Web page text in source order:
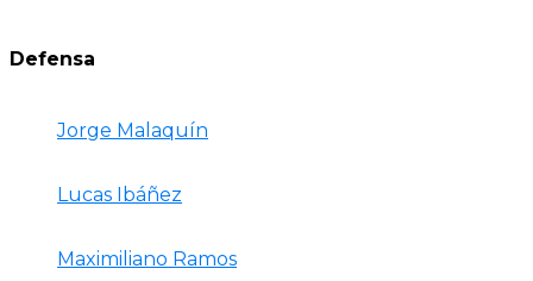
Defensa
Jorge Malaquín
Lucas Ibáñez
Maximiliano Ramos